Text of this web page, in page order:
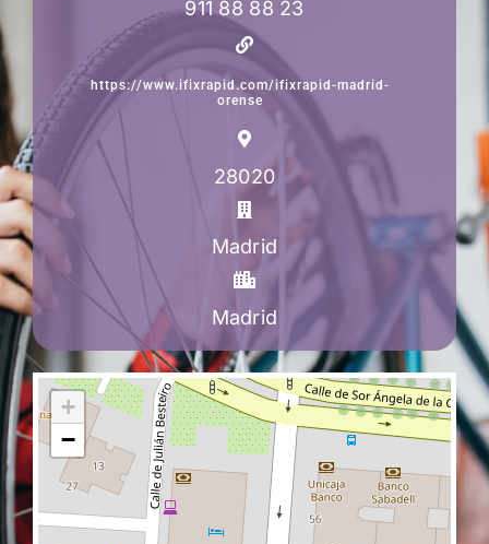
911 88 88 23
https://www.ifixrapid.com/ifixrapid-madrid-
orense
28020
Madrid
Madrid
+
−